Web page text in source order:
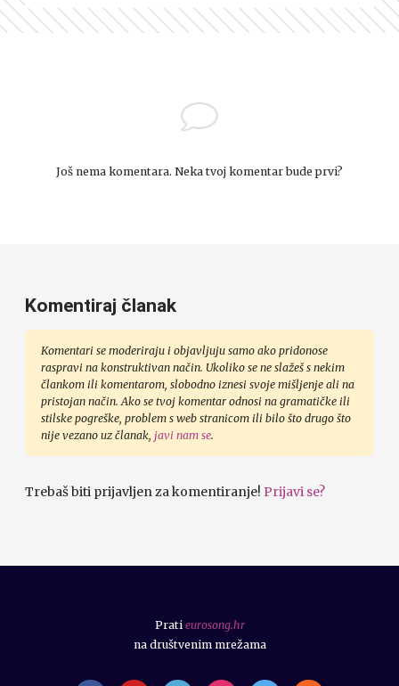
Još nema komentara. Neka tvoj komentar bude prvi?
Komentiraj članak
Komentari se moderiraju i objavljuju samo ako pridonose
raspravi na konstruktivan način. Ukoliko se ne slažeš s nekim
člankom ili komentarom, slobodno iznesi svoje mišljenje ali na
pristojan način. Ako se tvoj komentar odnosi na gramatičke ili
stilske pogreške, problem s web stranicom ili bilo što drugo što
nije vezano uz članak, javi nam se.
Trebaš biti prijavljen za komentiranje! Prijavi se?
Prati eurosong.hr
na društvenim mrežama